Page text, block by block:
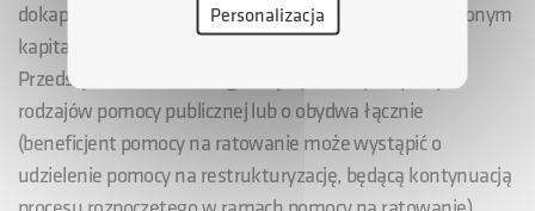
dokapitalizowania (objęcia akcji/udziałów w podwyższonym
kapitale zakładowym przedsiębiorcy).
Przedsiębiorca może ubiegać się o jeden z powyższych
rodzajów pomocy publicznej lub o obydwa łącznie
(beneficjent pomocy na ratowanie może wystąpić o
udzielenie pomocy na restrukturyzację, będącą kontynuacją
Personalizacja